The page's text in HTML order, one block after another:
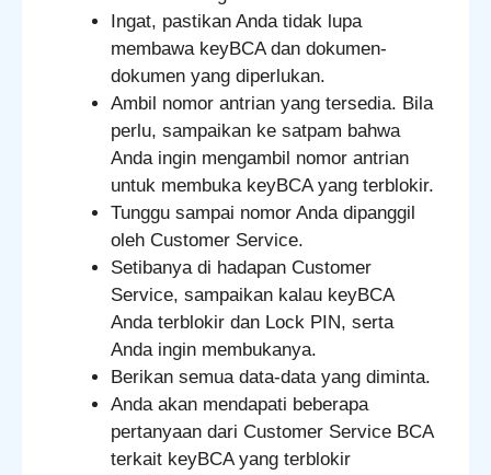
Ingat, pastikan Anda tidak lupa
membawa keyBCA dan dokumen-
dokumen yang diperlukan.
Ambil nomor antrian yang tersedia. Bila
perlu, sampaikan ke satpam bahwa
Anda ingin mengambil nomor antrian
untuk membuka keyBCA yang terblokir.
Tunggu sampai nomor Anda dipanggil
oleh Customer Service.
Setibanya di hadapan Customer
Service, sampaikan kalau keyBCA
Anda terblokir dan Lock PIN, serta
Anda ingin membukanya.
Berikan semua data-data yang diminta.
Anda akan mendapati beberapa
pertanyaan dari Customer Service BCA
terkait keyBCA yang terblokir